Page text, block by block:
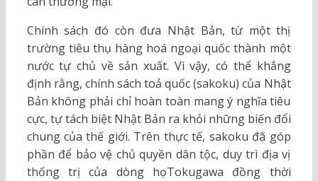
Chính sách đó còn đưa Nhật Bản, từ một thị
trường tiêu thụ hàng hoá ngoại quốc thành một
nước tự chủ về sản xuất. Vì vậy, có thể khẳng
định rằng, chính sách toả quốc (sakoku) của Nhật
Bản không phải chỉ hoàn toàn mang ý nghĩa tiêu
cực, tự tách biệt Nhật Bản ra khỏi những biến đổi
chung của thế giới. Trên thực tế, sakoku đã góp
phần để bảo vệ chủ quyền dân tộc, duy trì địa vị
thống trị của dòng họTokugawa đồng thời